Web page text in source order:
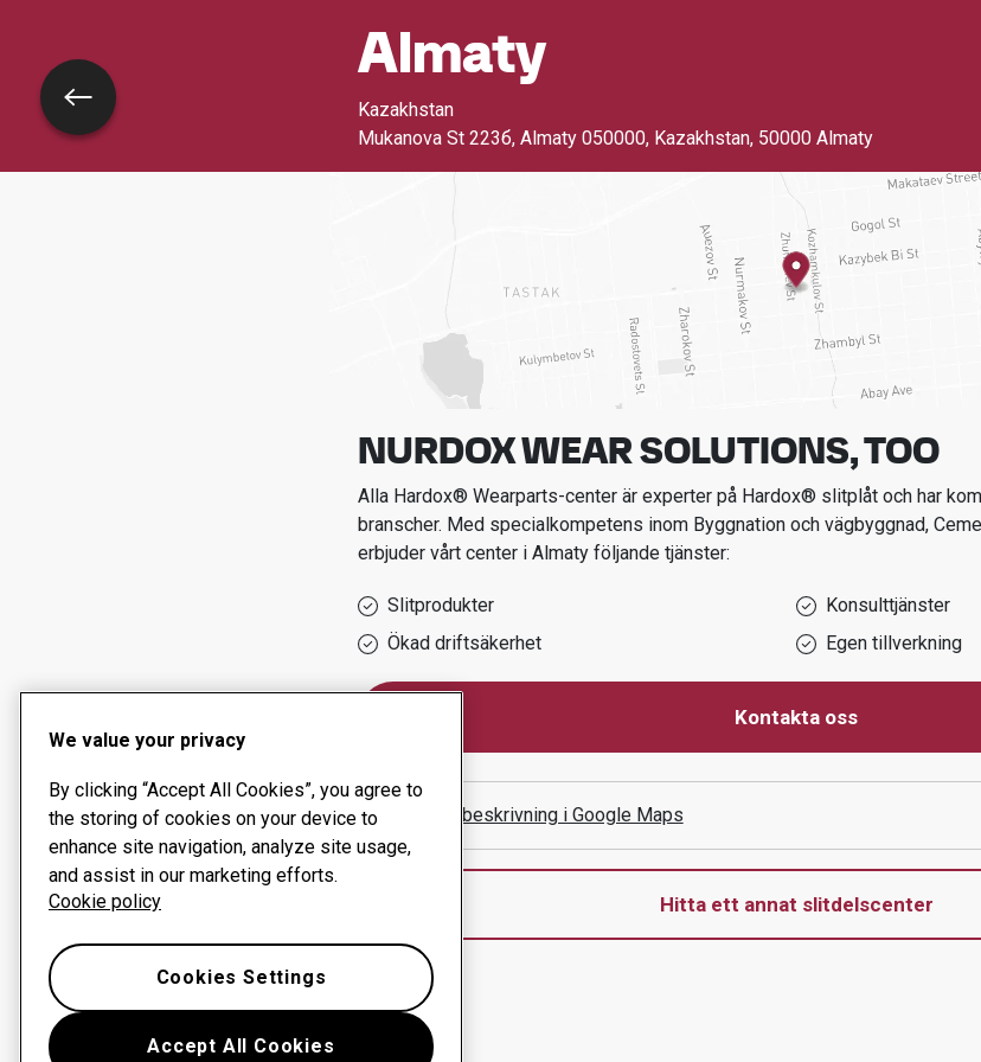
Almaty
Kazakhstan
Mukanova St 223б, Almaty 050000, Kazakhstan, 50000 Almaty
NURDOX WEAR SOLUTIONS, TOO
Alla Hardox® Wearparts-center är experter på Hardox® slitplåt och har
branscher. Med specialkompetens inom Byggnation och vägbyggnad,
erbjuder vårt center i Almatyföljande tjänster:
Slitprodukter
Konsulttjänster
Ökad driftsäkerhet
Egen tillverkning
Kontakta oss
Visa vägbeskrivning i Google Maps
Hitta ett annat slitdelscenter
Tillbaka
We value your privacy
By clicking “Accept All Cookies”, you agree to
the storing of cookies on your device to
enhance site navigation, analyze site usage,
and assist in our marketing efforts.
Cookie policy
Accept All Cookies
Cookies Settings